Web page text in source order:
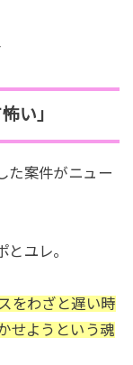
い」
た案件がニュー
ユレ。
をわざと遅い時
せようという魂